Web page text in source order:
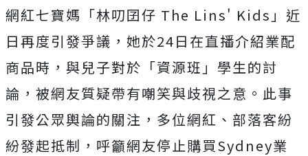
網紅七寶媽「林叨囝仔 The Lins' Kids」近
日再度引發爭議，她於24日在直播介紹業配
商品時， 與兒子對於「資源班」學生的討
論，被網友質疑帶有嘲笑與歧視之意。此事
引發公眾輿論的關注，多位網紅、部落客紛
紛發起抵制，呼籲網友停止購買Sydney業